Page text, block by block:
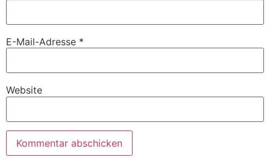
E-Mail-Adresse *
Website